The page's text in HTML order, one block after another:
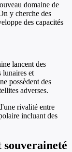
domaine de
y cherche des
des capacités
lancent des
lunaires et
possèdent des
adverses.
rivalité entre
incluant des